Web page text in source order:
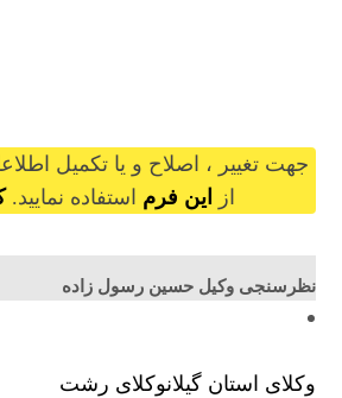
جهت تغییر ، اصلاح و یا تکمیل
از
این فرم استفاده نمایید.
نظرسنجی وکیل حسین رسول زاده
وکلای استان گیلانوکلای رشت